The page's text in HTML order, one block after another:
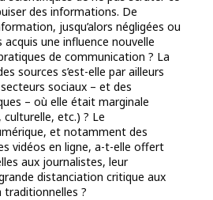
des informations. De
jusqu’alors négligées ou
une influence nouvelle
de communication ? La
sources s’est-elle par ailleurs
sociaux – et des
– où elle était marginale
etc.) ? Le
et notamment des
vidéos en ligne, a-t-elle offert
aux journalistes, leur
distanciation critique aux
traditionnelles ?